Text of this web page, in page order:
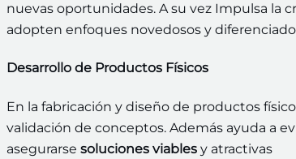
nuevas oportunidades. A su vez Impulsa la
adopten enfoques novedosos y
Desarrollo de Productos Físicos
En la fabricación y diseño de productos
validación de conceptos. Además ayuda a
asegurarse soluciones viables y atractivas